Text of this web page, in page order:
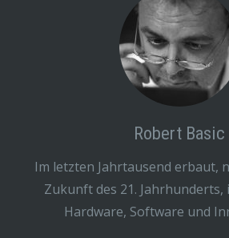
Robert Basic
Im letzten Jahrtausend erbaut,
Zukunft des 21.
Hardware, Software und